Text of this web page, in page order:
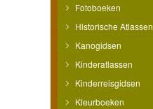
Fotoboeken
Historische Atlassen
Kanogidsen
Kinderatlassen
Kinderreisgidsen
Kleurboeken